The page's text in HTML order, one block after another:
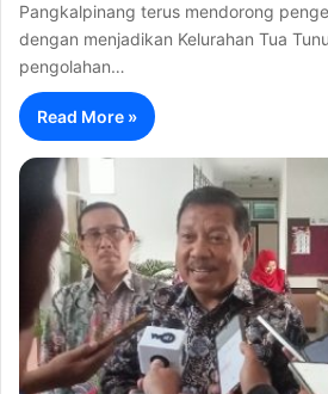
Pangkalpinang terus mendorong
dengan menjadikan Kelurahan Tua
pengolahan…
Read More »